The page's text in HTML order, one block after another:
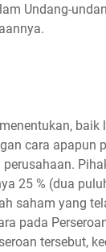
Undang-
baik
cara apapun
25 % (dua
saham yang
pada
tersebut,